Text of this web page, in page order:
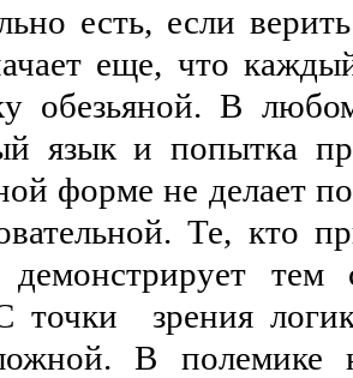
есть, если
еще, что
обезьяной. В
язык и попытка
форме не делает
Те, кто
демонстрирует тем
точки зрения
В полемике